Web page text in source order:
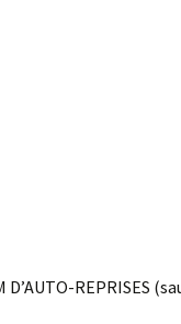
D’AUTO-REPRISES